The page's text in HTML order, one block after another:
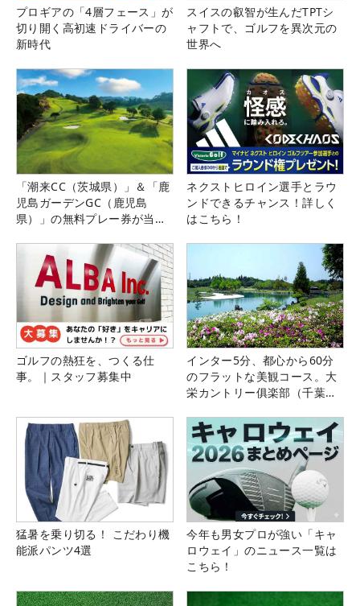
プロギアの「4層フェース」が
切り開く高初速ドライバーの
新時代
スイスの叡智が生んだTPTシ
ャフトで、ゴルフを異次元の
世界へ
「潮来CC（茨城県）」＆「鹿
児島ガーデンGC（鹿児島
県）」の無料プレー券が当た
ネクストヒロイン選手とラウ
ンドできるチャンス！詳しく
はこちら！
ゴルフの熱狂を、つくる仕
事。｜スタッフ募集中
インター5分、都心から60分
のフラットな美観コース。大
栄カントリー俱楽部（千葉
猛暑を乗り切る！ こだわり機
能派パンツ4選
今年も男女プロが強い「キャ
ロウェイ」のニュース一覧は
こちら！